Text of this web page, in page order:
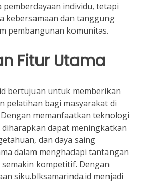
individu, tetapi
kebersamaan dan tanggung
pembangunan komunitas.
Fitur Utama
bertujuan untuk memberikan
pelatihan bagi masyarakat di
memanfaatkan teknologi
dapat meningkatkan
dan daya saing
dalam menghadapi tantangan
kompetitif. Dengan
siku.blksamarinda.id menjadi